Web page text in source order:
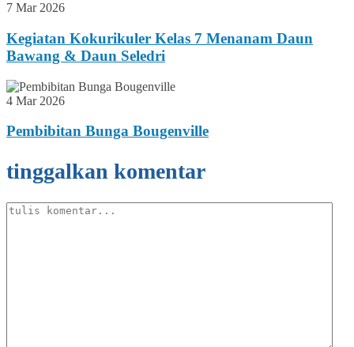
7 Mar 2026
Kegiatan Kokurikuler Kelas 7 Menanam Daun
Bawang & Daun Seledri
4 Mar 2026
Pembibitan Bunga Bougenville
tinggalkan komentar